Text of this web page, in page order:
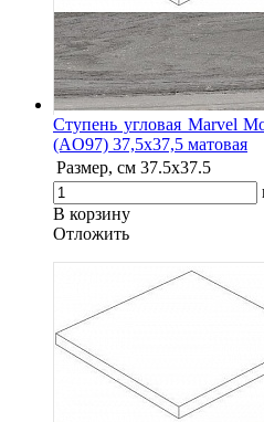
Ступень угловая Marvel
(AO97) 37,5x37,5 матовая
Размер, см 37.5x37.5
В корзину
Oтложить